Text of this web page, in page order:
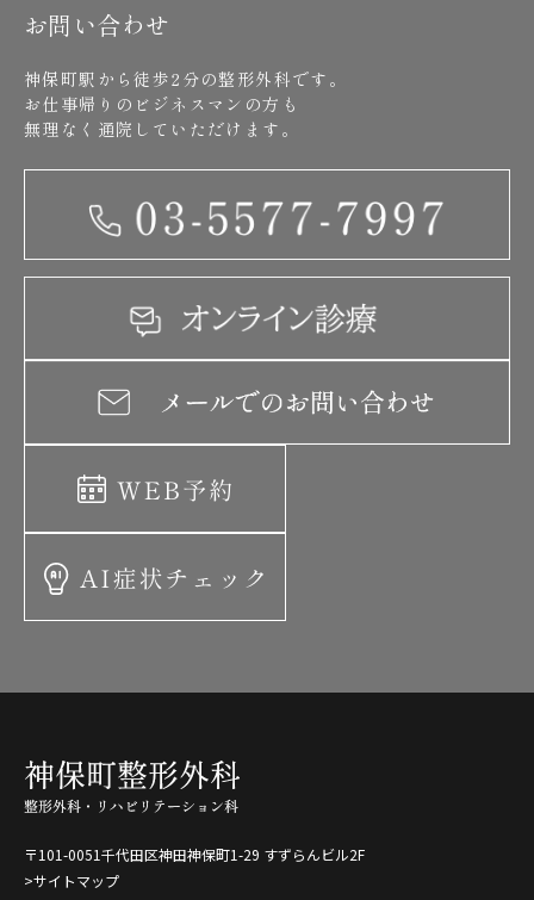
お問い合わせ
神保町駅から徒歩2分の整形外科です。
お仕事帰りのビジネスマンの方も
無理なく通院していただけます。
〒101-0051千代田区神田神保町1-29 すずらんビル2F
>サイトマップ